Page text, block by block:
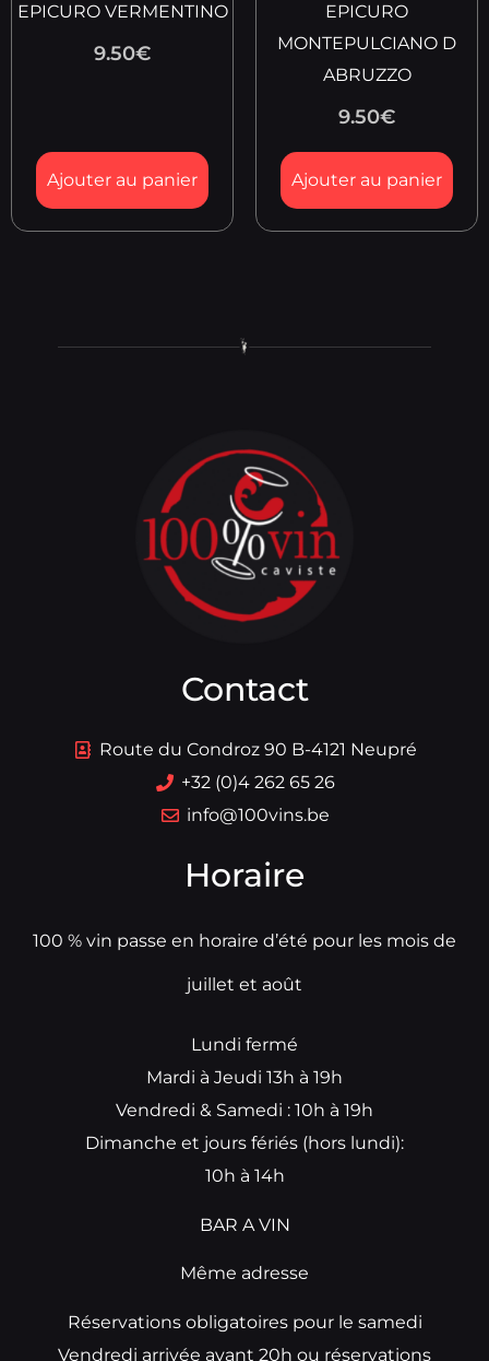
EPICURO VERMENTINO
9.50€
Ajouter au panier
EPICURO
MONTEPULCIANO D
ABRUZZO
9.50€
Ajouter au panier
Contact
Route du Condroz 90 B-4121 Neupré
+32 (0)4 262 65 26
info@100vins.be
Horaire
100 % vin passe en horaire d’été pour les mois de
juillet et août
Lundi fermé
Mardi à Jeudi 13h à 19h
Vendredi & Samedi : 10h à 19h
Dimanche et jours fériés (hors lundi):
10h à 14h
BAR A VIN
Même adresse
Réservations obligatoires pour le samedi
Vendredi arrivée avant 20h ou réservations